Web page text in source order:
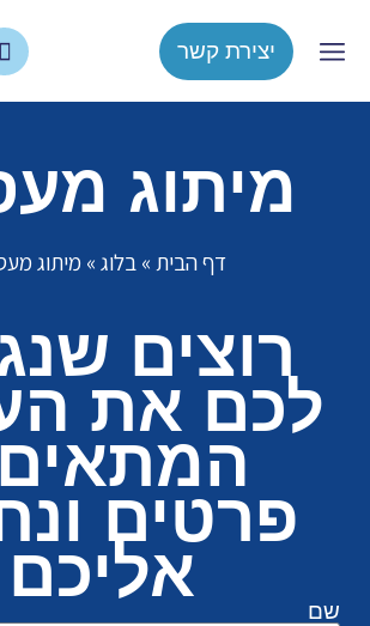
יצירת קשר
מיתוג
דף הבית » בלוג » מיתוג
רוצים
לכם את
פרטים
אליכם
שם